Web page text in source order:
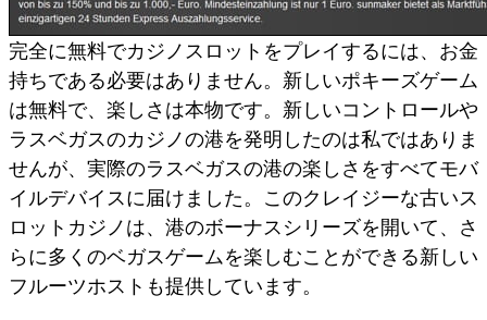
完全に無料でカジノスロットをプレイするには、お金
持ちである必要はありません。新しいポキーズゲーム
は無料で、楽しさは本物です。新しいコントロールや
ラスベガスのカジノの港を発明したのは私ではありま
せんが、実際のラスベガスの港の楽しさをすべてモバ
イルデバイスに届けました。このクレイジーな古いス
ロットカジノは、港のボーナスシリーズを開いて、さ
らに多くのベガスゲームを楽しむことができる新しい
フルーツホストも提供しています。